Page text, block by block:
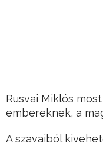
Rusvai Miklós
embereknek, a
A szavaiból